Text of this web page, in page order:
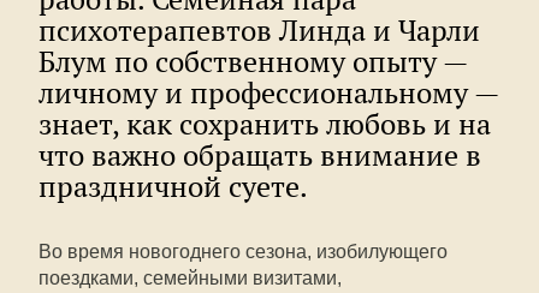
психотерапевтов Линда и Чарли
Блум по собственному опыту —
личному и профессиональному —
знает, как сохранить любовь и на
что важно обращать внимание в
праздничной суете.
Во время новогоднего сезона, изобилующего
поездками, семейными визитами,